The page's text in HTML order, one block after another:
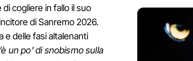
cogliere in fallo il suo
di Sanremo 2026.
e delle fasi altalenanti
un po’ di snobismo sulla